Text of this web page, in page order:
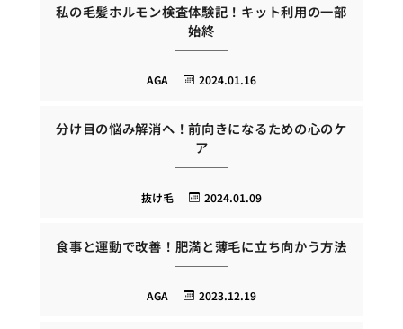
私の毛髪ホルモン検査体験記！キット利用の一部
始終
2024.01.16
AGA
分け目の悩み解消へ！前向きになるための心のケ
ア
2024.01.09
抜け毛
食事と運動で改善！肥満と薄毛に立ち向かう方法
2023.12.19
AGA